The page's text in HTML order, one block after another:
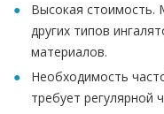
Высокая стоимость.
других типов
материалов.
Необходимость
требует регулярной